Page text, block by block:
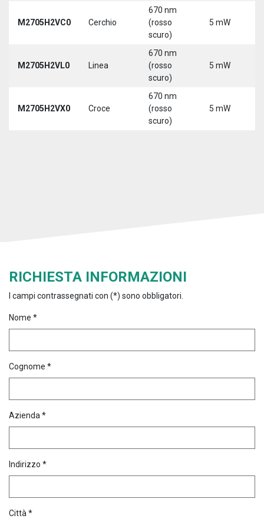
M2705H2VC0 Cerchio
670 nm
(rosso
scuro)
5 mW
M2705H2VL0 Linea
670 nm
(rosso
scuro)
5 mW
M2705H2VX0 Croce
670 nm
(rosso
scuro)
5 mW
RICHIESTA INFORMAZIONI
I campi contrassegnati con (*) sono obbligatori.
Nome *
Cognome *
Azienda *
Indirizzo *
Città *